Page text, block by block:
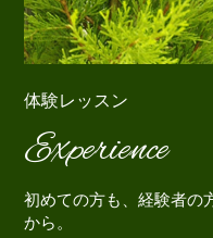
体験レッスン
Experience
初めての方も、経験者の
から。